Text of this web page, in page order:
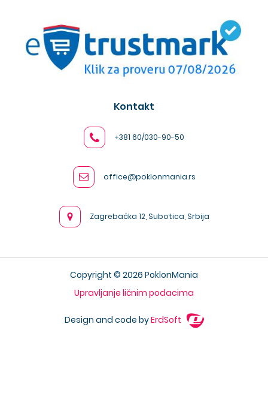
Kontakt
+381 60/030-90-50
office@poklonmania.rs
Zagrebačka 12, Subotica, Srbija
Copyright © 2026 PoklonMania
Upravljanje ličnim podacima
Design and code byErdSoft